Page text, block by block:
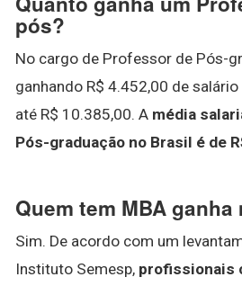
pós?
No cargo de Professor de Pós-
ganhando R$ 4.452,00 de
até R$ 10.385,00. A média
Pós-graduação no Brasil é de
Quem tem MBA ganha
Sim. De acordo com um
Instituto Semesp, profissionais